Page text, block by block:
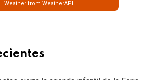
Weather from WeatherAPI